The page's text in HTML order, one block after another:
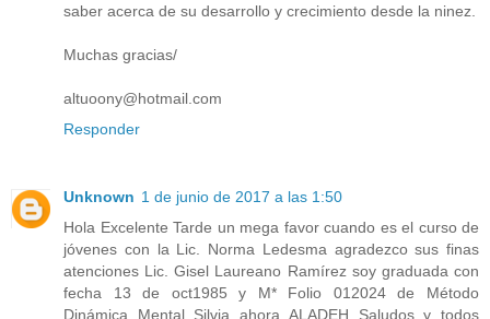
saber acerca de su desarrollo y crecimiento desde la ninez.
Muchas gracias/
altuoony@hotmail.com
Responder
Unknown 1 de junio de 2017 a las 1:50
Hola Excelente Tarde un mega favor cuando es el curso de
jóvenes con la Lic. Norma Ledesma agradezco sus finas
atenciones Lic. Gisel Laureano Ramírez soy graduada con
fecha 13 de oct1985 y M* Folio 012024 de Método
Dinámica Mental Silvia ahora ALADEH Saludos y todos